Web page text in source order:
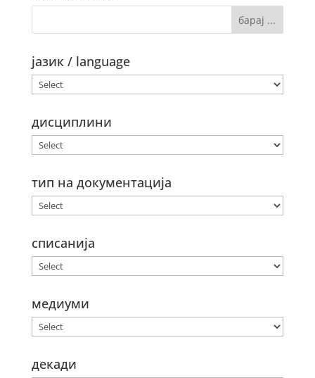
јазик / language
дисциплини
тип на документација
списанија
медиуми
декади